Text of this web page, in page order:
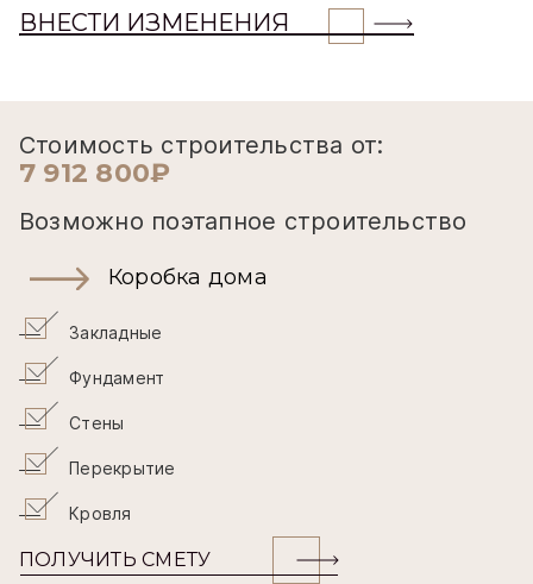
ВНЕСТИ ИЗМЕНЕНИЯ
Стоимость строительства от:
7 912 800₽
Возможно поэтапное строительство
Коробка дома
Закладные
Фундамент
Стены
Перекрытие
Кровля
ПОЛУЧИТЬ СМЕТУ